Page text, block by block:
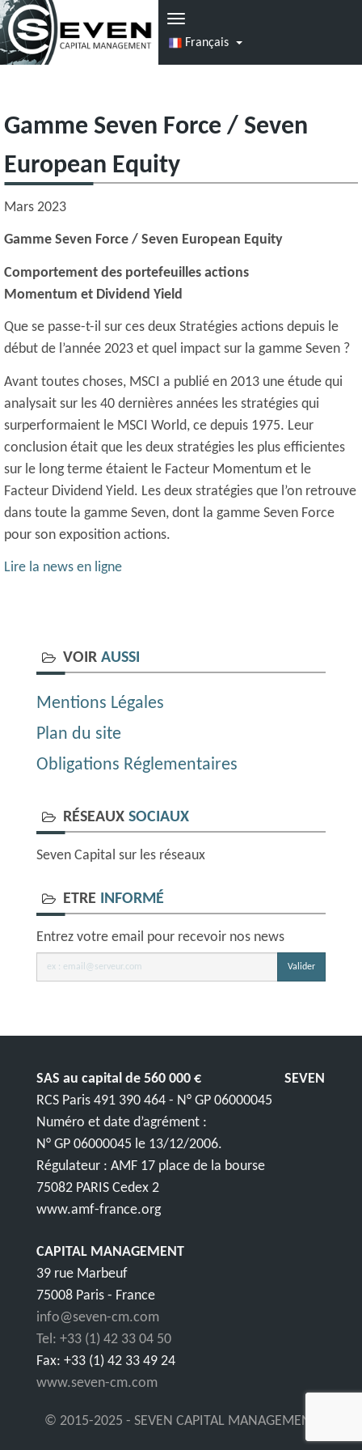
Français
Gamme Seven Force / Seven
European Equity
Mars 2023
Gamme Seven Force / Seven European Equity
Comportement des portefeuilles actions
Momentum et Dividend Yield
Que se passe-t-il sur ces deux Stratégies actions depuis le
début de l’année 2023 et quel impact sur la gamme Seven ?
Avant toutes choses, MSCI a publié en 2013 une étude qui
analysait sur les 40 dernières années les stratégies qui
surperformaient le MSCI World, ce depuis 1975. Leur
conclusion était que les deux stratégies les plus efficientes
sur le long terme étaient le Facteur Momentum et le
Facteur Dividend Yield. Les deux stratégies que l’on retrouve
dans toute la gamme Seven, dont la gamme Seven Force
pour son exposition actions.
Lire la news en ligne
VOIR AUSSI
Mentions Légales
Plan du site
Obligations Réglementaires
RÉSEAUX SOCIAUX
Seven Capital sur les réseaux
ETRE INFORMÉ
Entrez votre email pour recevoir nos news
Valider
SAS au capital de 560 000 €
RCS Paris 491 390 464 - N° GP 06000045
Numéro et date d’agrément :
N° GP 06000045 le 13/12/2006.
Régulateur : AMF 17 place de la bourse
75082 PARIS Cedex 2
www.amf-france.org
SEVEN
CAPITAL MANAGEMENT
39 rue Marbeuf
75008 Paris - France
info@seven-cm.com
Tel: +33 (1) 42 33 04 50
Fax: +33 (1) 42 33 49 24
www.seven-cm.com
© 2015-2025 - SEVEN CAPITAL MANAGEMENT